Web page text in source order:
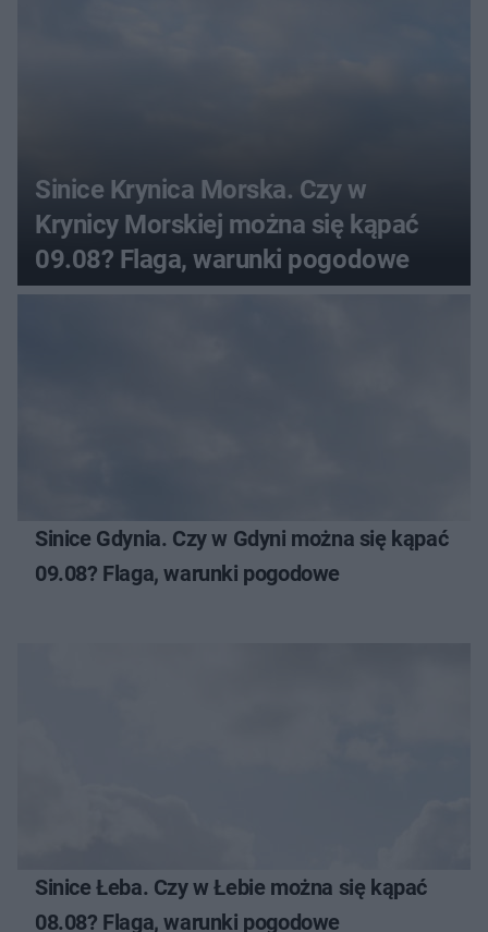
Sinice Krynica Morska. Czy w
Krynicy Morskiej można się kąpać
09.08? Flaga, warunki pogodowe
Sinice Gdynia. Czy w Gdyni można się kąpać
09.08? Flaga, warunki pogodowe
Sinice Łeba. Czy w Łebie można się kąpać
08.08? Flaga, warunki pogodowe